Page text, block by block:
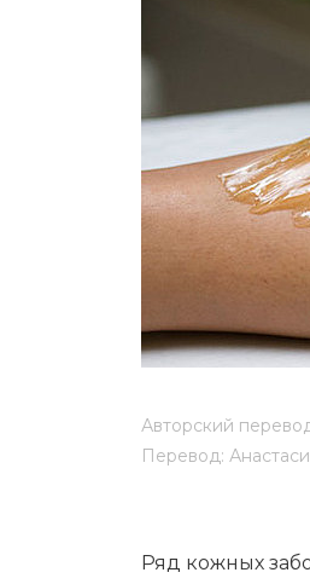
Авторский
Перевод:
Ряд кожных